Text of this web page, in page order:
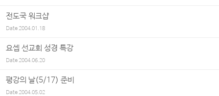
전도국 워크샵
Date2004.01.18
요셉 선교회 성경 특강
Date2004.06.20
평강의 날(5/17) 준비
Date2004.05.02